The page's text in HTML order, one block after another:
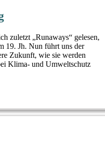
zuletzt „Runaways“ gelesen,
19. Jh. Nun führt uns der
Zukunft, wie sie werden
Klima- und Umweltschutz